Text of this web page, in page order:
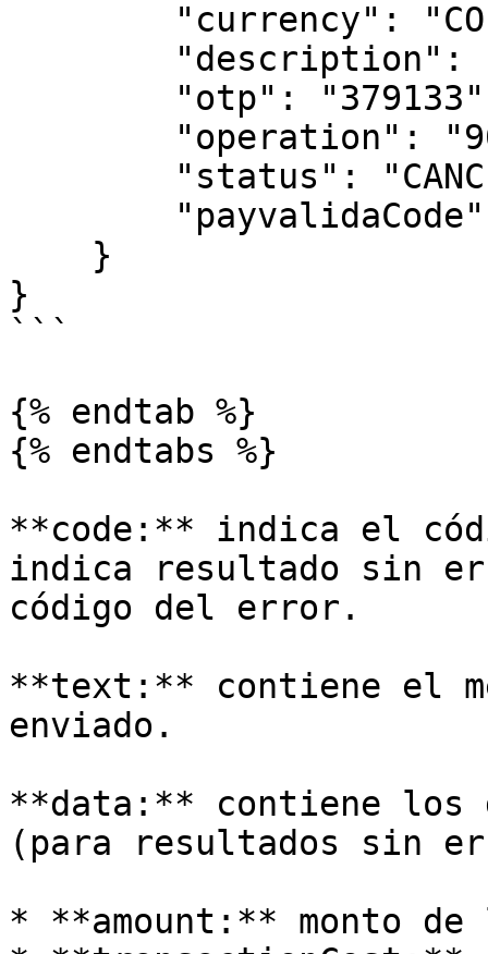
}
```
{% endtab %}
{% endtabs %}
**code:** indica el
indica resultado sin
código del error.
**text:** contiene el
enviado.
**data:** contiene los
(para resultados sin
* **amount:** monto